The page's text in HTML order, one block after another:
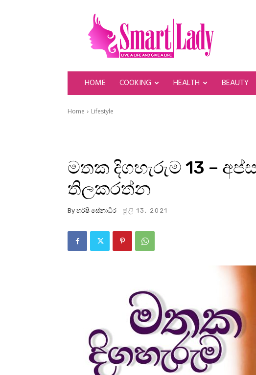
SmartLady
HOME COOKING HEALTH BEAUTY
Home Lifestyle
මතක දිගහැරුම 13 –
තිලකරත්න
By හර්ෂි සේනාධීර ජූලි 13, 2021